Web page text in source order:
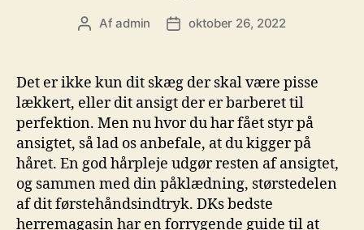
Indlægsforfatter
Afadmin Indlægsdato
oktober 26, 2022
Det er ikke kun dit skæg der skal være pisse
lækkert, eller dit ansigt der er barberet til
perfektion. Men nu hvor du har fået styr på
ansigtet, så lad os anbefale, at du kigger på
håret. En god hårpleje udgør resten af ansigtet,
og sammen med din påklædning, størstedelen
af dit førstehåndsindtryk. DKs bedste
herremagasin har en forrygende guide til at